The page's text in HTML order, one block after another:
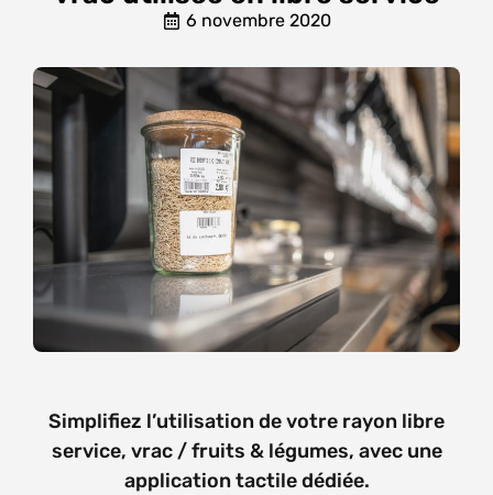
6 novembre 2020
Simplifiez l’utilisation de votre rayon libre
service, vrac / fruits & légumes, avec une
application tactile dédiée.